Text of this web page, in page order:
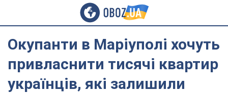
Окупанти в Маріуполі хочуть
привласнити тисячі квартир
українців, які залишили